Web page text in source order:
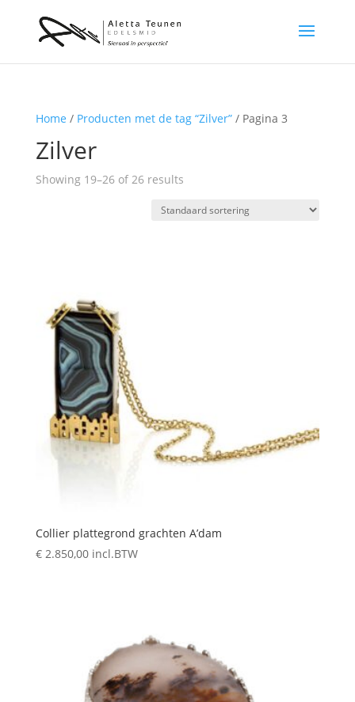
Home / Producten met de tag “Zilver”/ Pagina 3
Zilver
Showing 19–26 of 26 results
Collier plattegrond grachten A’dam
€2.850,00 incl.BTW